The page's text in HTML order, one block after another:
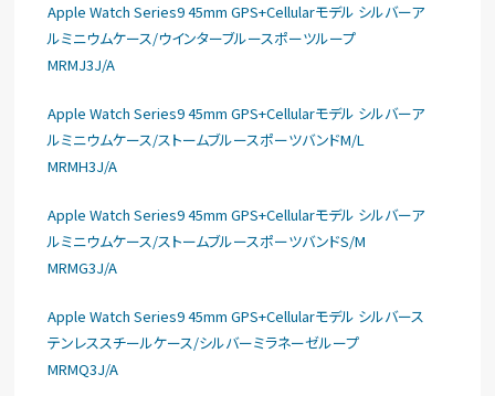
Apple Watch Series9 45mm GPS+Cellularモデル シルバーア
ルミニウムケース/ウインターブルースポーツループ
MRMJ3J/A
Apple Watch Series9 45mm GPS+Cellularモデル シルバーア
ルミニウムケース/ストームブルースポーツバンドM/L
MRMH3J/A
Apple Watch Series9 45mm GPS+Cellularモデル シルバーア
ルミニウムケース/ストームブルースポーツバンドS/M
MRMG3J/A
Apple Watch Series9 45mm GPS+Cellularモデル シルバース
テンレススチールケース/シルバーミラネーゼループ
MRMQ3J/A